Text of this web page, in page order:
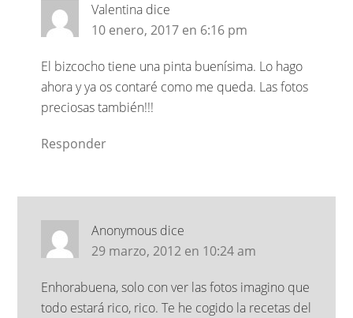
Valentina dice
10 enero, 2017 en 6:16 pm
El bizcocho tiene una pinta buenísima. Lo hago
ahora y ya os contaré como me queda. Las fotos
preciosas también!!!
Responder
Anonymous dice
29 marzo, 2012 en 10:24 am
Enhorabuena, solo con ver las fotos imagino que
todo estará rico, rico. Te he cogido la recetas del